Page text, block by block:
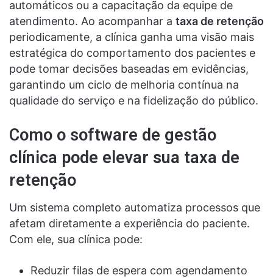
automáticos ou a capacitação da equipe de
atendimento. Ao acompanhar a taxa de retenção
periodicamente, a clínica ganha uma visão mais
estratégica do comportamento dos pacientes e
pode tomar decisões baseadas em evidências,
garantindo um ciclo de melhoria contínua na
qualidade do serviço e na fidelização do público.
Como o software de gestão
clínica pode elevar sua taxa de
retenção
Um sistema completo automatiza processos que
afetam diretamente a experiência do paciente.
Com ele, sua clínica pode:
Reduzir filas de espera com agendamento